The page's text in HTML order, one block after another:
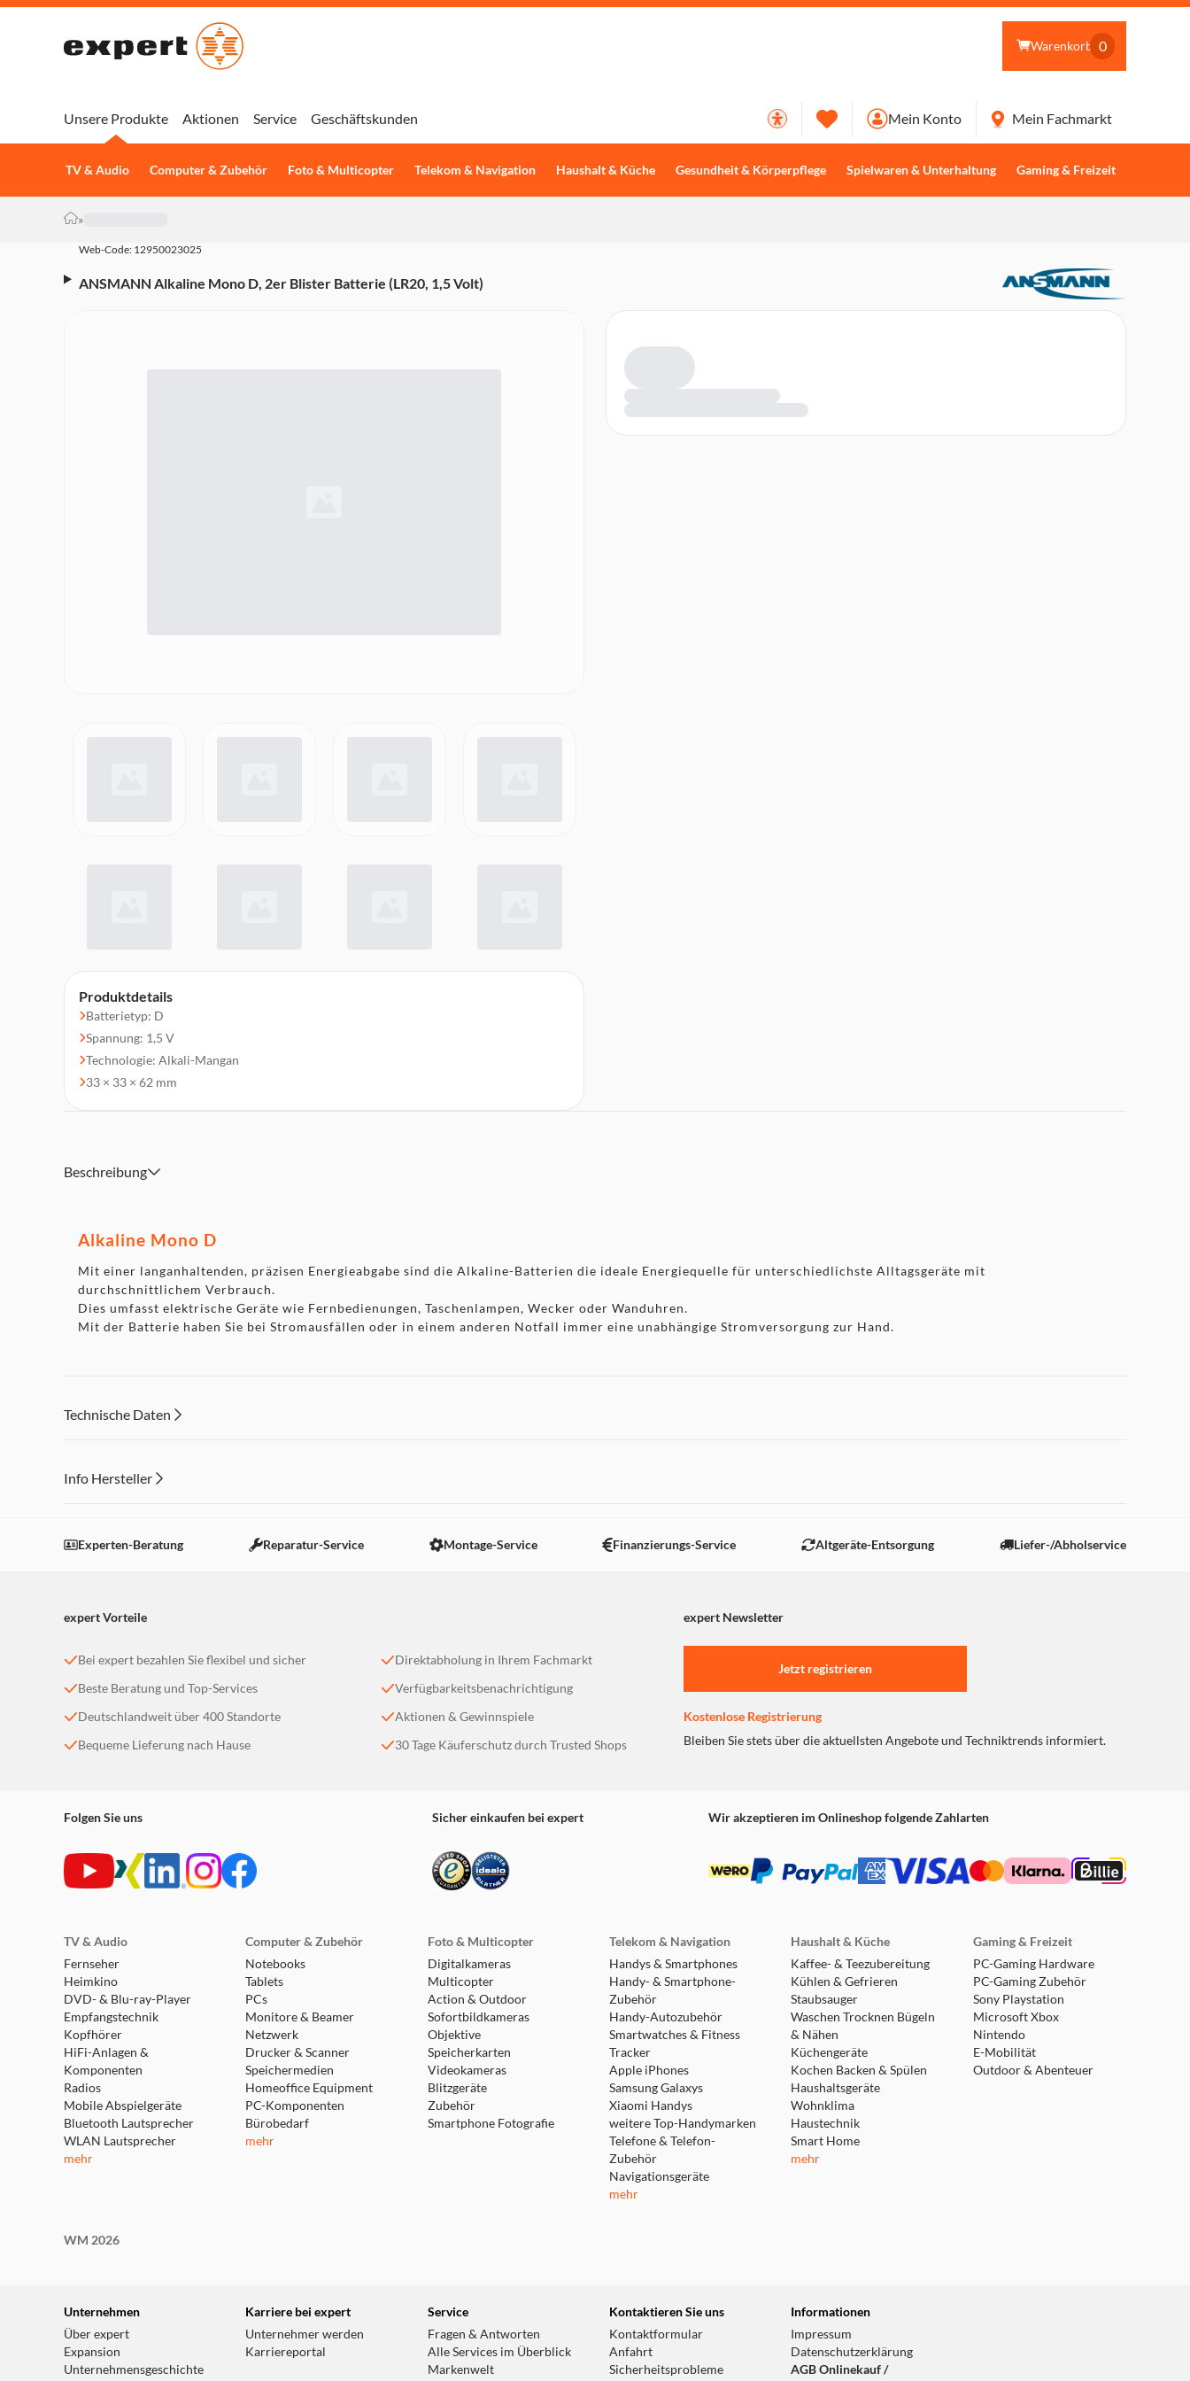
Warenkorb 0
Unsere Produkte
TV & Audio Computer & Zubehör Foto & Multicopter Telekom & Navigation Haushalt & Küche Gesundheit & Körperpflege Spielwaren & Unterhaltung Gaming & Freizeit
Aktionen Service Geschäftskunden Mein Konto Mein Fachmarkt
»
Web-Code: 12950023025
ANSMANN Alkaline Mono D, 2er Blister Batterie (LR20, 1,5 Volt)
Produktdetails
Batterietyp: D
Spannung: 1,5 V
Technologie: Alkali-Mangan
33 × 33 × 62 mm
Beschreibung
Alkaline Mono D
Mit einer langanhaltenden, präzisen Energieabgabe sind die Alkaline-Batterien die ideale Energiequelle für unterschiedlichste Alltagsgeräte mit
durchschnittlichem Verbrauch.
Dies umfasst elektrische Geräte wie Fernbedienungen, Taschenlampen, Wecker oder Wanduhren.
Mit der Batterie haben Sie bei Stromausfällen oder in einem anderen Notfall immer eine unabhängige Stromversorgung zur Hand.
Technische Daten
Info Hersteller
Einstellungen anpassen
Experten-Beratung Reparatur-Service Montage-Service Finanzierungs-Service Altgeräte-Entsorgung Liefer-/Abholservice
expert Vorteile expert Newsletter
Bei expert bezahlen Sie flexibel und sicher
Beste Beratung und Top-Services
Deutschlandweit über 400 Standorte
Bequeme Lieferung nach Hause
Direktabholung in Ihrem Fachmarkt
Verfügbarkeitsbenachrichtigung
Aktionen & Gewinnspiele
30 Tage Käuferschutz durch Trusted Shops
Jetzt registrieren
Kostenlose Registrierung
Bleiben Sie stets über die aktuellsten Angebote und Techniktrends informiert.
Folgen Sie uns Sicher einkaufen bei expert Wir akzeptieren im Onlineshop folgende Zahlarten
TV & Audio
Fernseher
Heimkino
DVD- & Blu-ray-Player
Empfangstechnik
Kopfhörer
HiFi-Anlagen &
Komponenten
Radios
Mobile Abspielgeräte
Bluetooth Lautsprecher
WLAN Lautsprecher
mehr
Computer & Zubehör
Notebooks
Tablets
PCs
Monitore & Beamer
Netzwerk
Drucker & Scanner
Speichermedien
Homeoffice Equipment
PC-Komponenten
Bürobedarf
mehr
Foto & Multicopter
Digitalkameras
Multicopter
Action & Outdoor
Sofortbildkameras
Objektive
Speicherkarten
Videokameras
Blitzgeräte
Zubehör
Smartphone Fotografie
Telekom & Navigation
Handys & Smartphones
Handy- & Smartphone-
Zubehör
Handy-Autozubehör
Smartwatches & Fitness
Tracker
Apple iPhones
Samsung Galaxys
Xiaomi Handys
weitere Top-Handymarken
Telefone & Telefon-
Zubehör
Navigationsgeräte
mehr
Haushalt & Küche
Kaffee- & Teezubereitung
Kühlen & Gefrieren
Staubsauger
Waschen Trocknen Bügeln
& Nähen
Küchengeräte
Kochen Backen & Spülen
Haushaltsgeräte
Wohnklima
Haustechnik
Smart Home
mehr
Gaming & Freizeit
PC-Gaming Hardware
PC-Gaming Zubehör
Sony Playstation
Microsoft Xbox
Nintendo
E-Mobilität
Outdoor & Abenteuer
WM 2026
Unternehmen
Über expert
Expansion
Unternehmensgeschichte
Karriere bei expert
Unternehmer werden
Karriereportal
Service
Fragen & Antworten
Alle Services im Überblick
Markenwelt
Kontaktieren Sie uns
Kontaktformular
Anfahrt
Sicherheitsprobleme
Informationen
Impressum
Datenschutzerklärung
AGB Onlinekauf /